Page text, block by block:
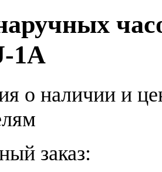
1A
о наличии и
заказ: